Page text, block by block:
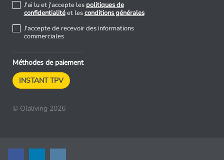
J'ai lu et j'accepte les politiques de
confidentialitéet lesconditions générales
J'accepte de recevoir des informations
commerciales
Méthodes de paiement
INSTANT TPV
© Olaliving 2026